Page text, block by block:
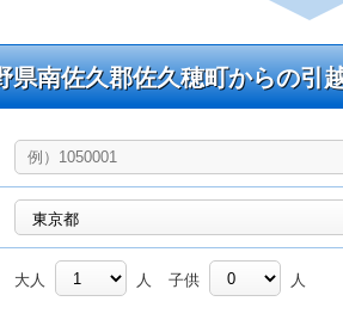
県南佐久郡佐久穂町からの引
大人 人 子供 人